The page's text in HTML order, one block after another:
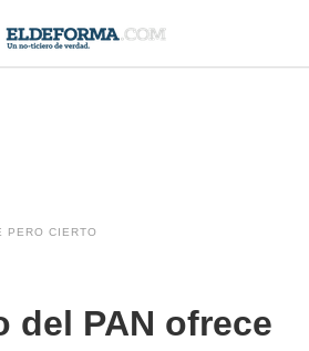
PERO CIERTO
del PAN ofrece